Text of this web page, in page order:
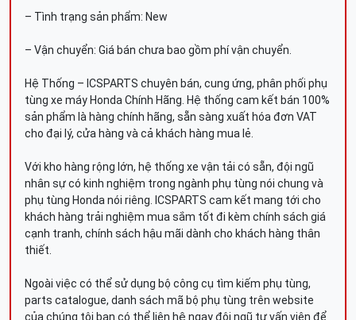
– Tình trạng sản phẩm: New
– Vận chuyển: Giá bán chưa bao gồm phí vận chuyển.
Hệ Thống – ICSPARTS chuyên bán, cung ứng, phân phối phụ
tùng xe máy Honda Chính Hãng. Hệ thống cam kết bán 100%
sản phẩm là hàng chính hãng, sẵn sàng xuất hóa đơn VAT
cho đại lý, cửa hàng và cả khách hàng mua lẻ.
Với kho hàng rộng lớn, hệ thống xe vận tải có sẵn, đội ngũ
nhân sự có kinh nghiệm trong ngành phụ tùng nói chung và
phụ tùng Honda nói riêng. ICSPARTS cam kết mang tới cho
khách hàng trải nghiệm mua sắm tốt đi kèm chính sách giá
cạnh tranh, chính sách hậu mãi dành cho khách hàng thân
thiết.
Ngoài việc có thể sử dụng bộ công cụ tìm kiếm phụ tùng,
parts catalogue, danh sách mã bộ phụ tùng trên website
của chúng tôi bạn có thể liên hệ ngay đội ngũ tư vấn viên để